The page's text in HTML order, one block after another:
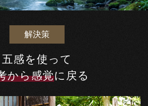
解決策
五感を使って
から感覚に戻る